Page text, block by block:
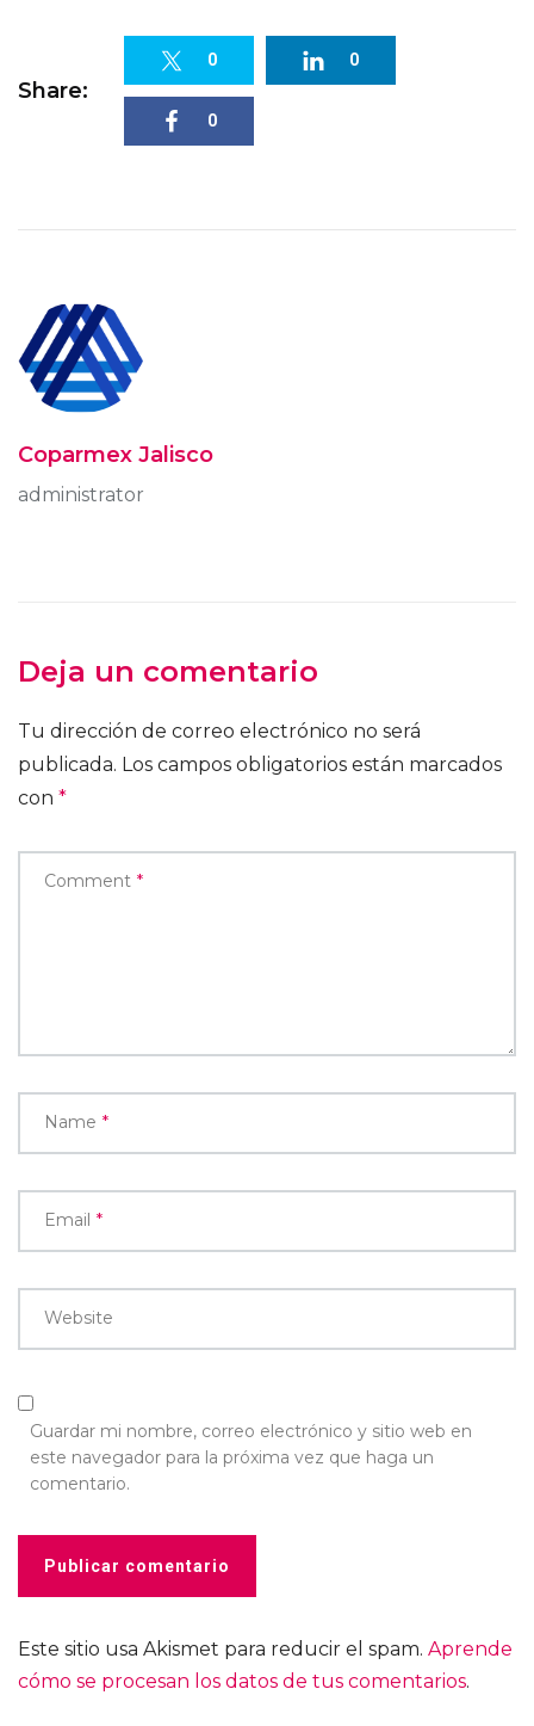
Share:
0 0
0
Coparmex Jalisco
administrator
Deja un comentario
Tu dirección de correo electrónico no será
publicada. Los campos obligatorios están marcados
con *
Comment *
Name *
Email *
Website
Guardar mi nombre, correo electrónico y sitio web en
este navegador para la próxima vez que haga un
comentario.
Este sitio usa Akismet para reducir el spam. Aprende
cómo se procesan los datos de tus comentarios.